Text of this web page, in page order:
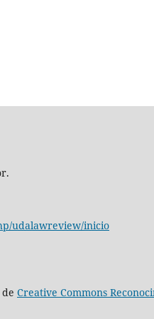
udalawreview/inicio
Creative Commons